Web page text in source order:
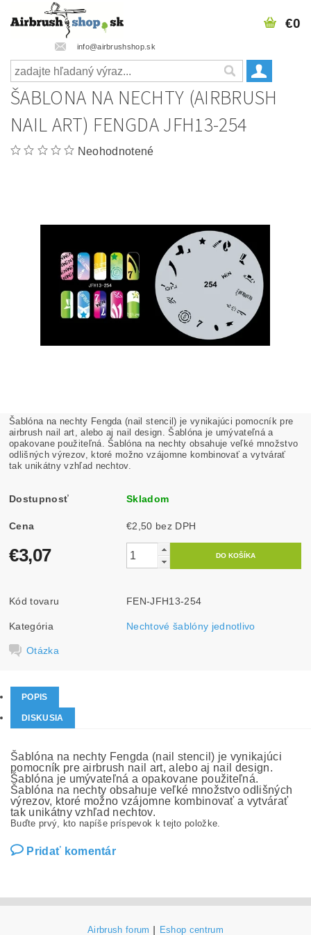
info@airbrushshop.sk
€0
ŠABLONA NA NECHTY (AIRBRUSH
NAIL ART) FENGDA JFH13-254
Neohodnotené
Šablóna na nechty Fengda (nail stencil) je vynikajúci pomocník pre
airbrush nail art, alebo aj nail design. Šablóna je umývateľná a
opakovane použiteľná. Šablóna na nechty obsahuje veľké množstvo
odlišných výrezov, ktoré možno vzájomne kombinovať a vytvárať
tak unikátny vzhľad nechtov.
Dostupnosť Skladom
Cena €2,50 bez DPH
€3,07
Kód tovaru FEN-JFH13-254
Kategória Nechtové šablóny jednotlivo
Otázka
POPIS
DISKUSIA
Šablóna na nechty Fengda (nail stencil) je vynikajúci
pomocník pre airbrush nail art, alebo aj nail design.
Šablóna je umývateľná a opakovane použiteľná.
Šablóna na nechty obsahuje veľké množstvo odlišných
výrezov, ktoré možno vzájomne kombinovať a vytvárať
tak unikátny vzhľad nechtov.
Buďte prvý, kto napíše príspevok k tejto položke.
Pridať komentár
Airbrush forum Eshop centrum